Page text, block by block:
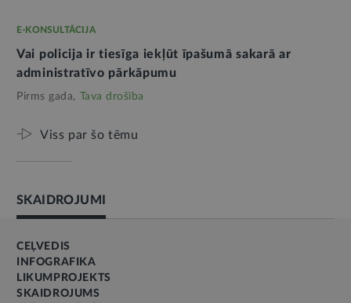
E-KONSULTĀCIJA
Vai policija ir tiesīga iekļūt īpašumā sakarā ar
administratīvo pārkāpumu
Pirms gada, Tava drošība
Viss par šo tēmu
SKAIDROJUMI
CEĻVEDIS
INFOGRAFIKA
LIKUMPROJEKTS
SKAIDROJUMS